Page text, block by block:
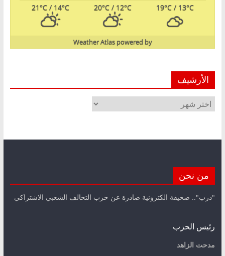
19°C/ 13°C
20°C / 12°C
21°C / 14°C
powered by
Weather Atlas
الأرشيف
الأرشيف
من نحن
"درب".. صحيفة الكترونية صادرة عن حزب التحالف الشعبي الاشتراكي
رئيس الحزب
مدحت الزاهد